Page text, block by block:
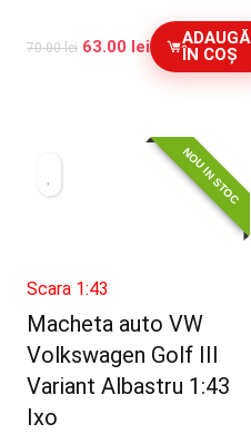
70.00lei 63.00 lei
ADAUGĂ
ÎN COȘ
NOU IN STOC
Scara 1:43
Macheta auto VW
Volkswagen Golf III
Variant Albastru 1:43
Ixo